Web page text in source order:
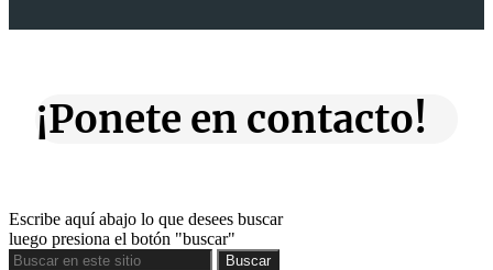
¡Ponete en contacto!
Escribe aquí abajo lo que desees buscar
luego presiona el botón "buscar"
Buscar
Buscar